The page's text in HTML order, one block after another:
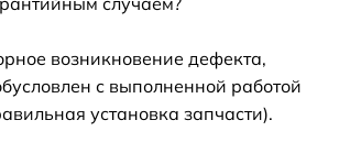
возникновение дефекта,
с выполненной работой
установка запчасти).